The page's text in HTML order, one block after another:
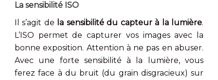
La sensibilité ISO
Il s’agit de la sensibilité du capteur à la lumière.
L’ISO permet de capturer vos images avec la
bonne exposition. Attention à ne pas en abuser.
Avec une forte sensibilité à la lumière, vous
ferez face à du bruit (du grain disgracieux) sur